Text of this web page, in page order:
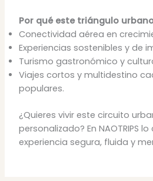
Por qué este triángulo
Conectividad aérea en
Experiencias sostenibles y de
Turismo gastronómico y
Viajes cortos y multidestino
populares.
¿Quieres vivir este circuito
personalizado? En NAOTRIPS
experiencia segura, fluida y